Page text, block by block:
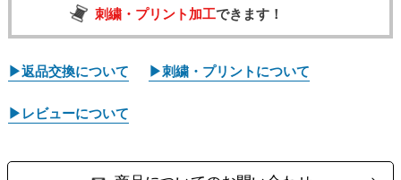
刺繍・プリント加工できます！
▶返品交換について ▶刺繍・プリントについて
▶レビューについて